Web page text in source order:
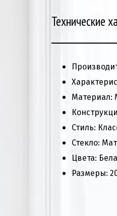
Технические
Материал:
Стиль:
Стекло:
Цвета:
Размеры: